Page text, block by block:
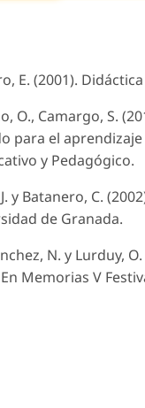
E. (2001).
O., Camargo, S.
para el
y Pedagógico.
y Batanero, C.
de Granada.
N. y Lurduy,
Memorias V